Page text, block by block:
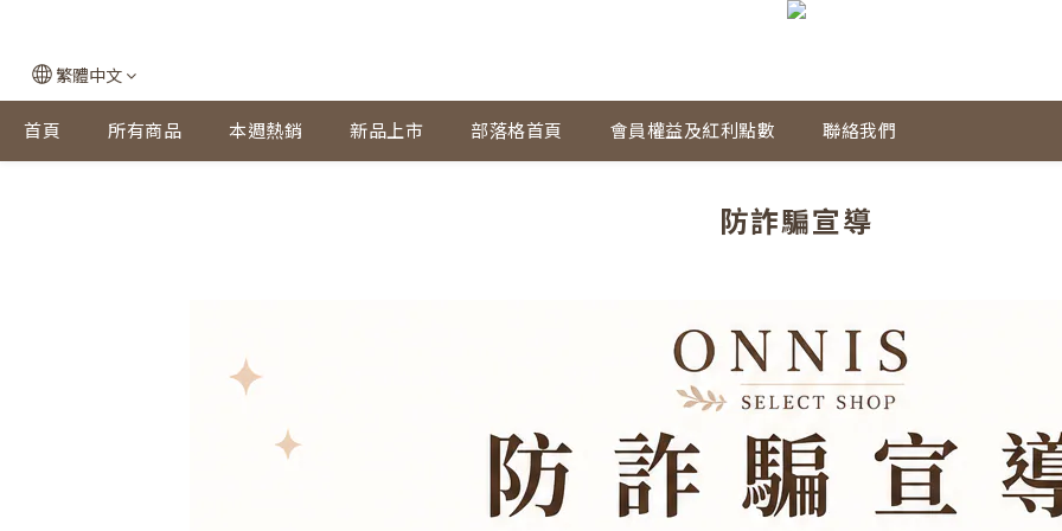
繁體中文
首頁 所有商品 本週熱銷 新品上市 部落格首頁 會員權益及紅利點數 聯絡我們
防詐騙宣導